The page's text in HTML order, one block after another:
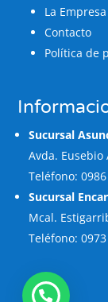
La Empresa
Contacto
Política de
Sucursal
Avda. Eusebio
Teléfono:
Sucursal
Mcal.
Teléfono: